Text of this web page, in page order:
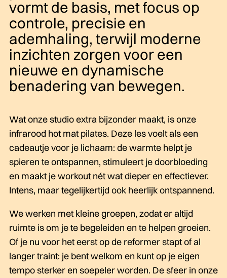
vormt de basis, met focus op
controle, precisie en
ademhaling, terwijl moderne
inzichten zorgen voor een
nieuwe en dynamische
benadering van bewegen.
Wat onze studio extra bijzonder maakt, is onze
infrarood hot mat pilates. Deze les voelt als een
cadeautje voor je lichaam: de warmte helpt je
spieren te ontspannen, stimuleert je doorbloeding
en maakt je workout nét wat dieper en effectiever.
Intens, maar tegelijkertijd ook heerlijk ontspannend.
We werken met kleine groepen, zodat er altijd
ruimte is om je te begeleiden en te helpen groeien.
Of je nu voor het eerst op de reformer stapt of al
langer traint: je bent welkom en kunt op je eigen
tempo sterker en soepeler worden. De sfeer in onze